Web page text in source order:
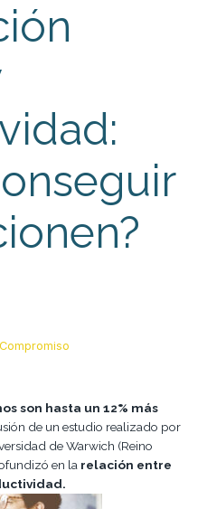
son hasta un 12% más
de un estudio realizado por
de Warwich (Reino
en la relación entre